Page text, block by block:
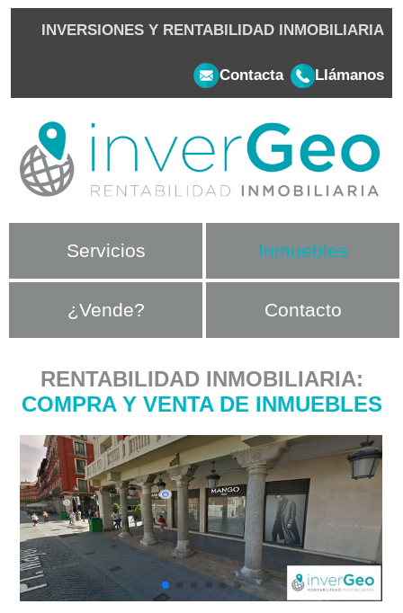
INVERSIONES Y RENTABILIDAD INMOBILIARIA
Contacta Llámanos
Servicios Inmuebles
¿Vende? Contacto
RENTABILIDAD INMOBILIARIA:
COMPRA Y VENTA DE INMUEBLES